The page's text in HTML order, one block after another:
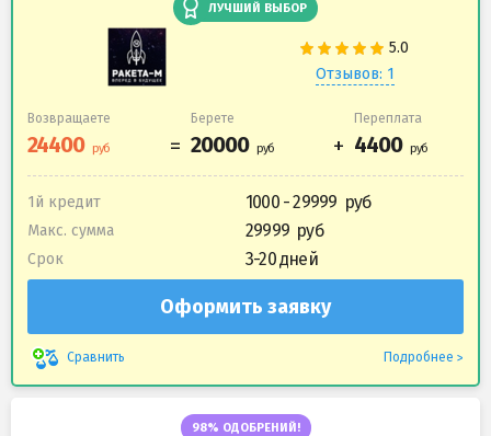
ЛУЧШИЙ ВЫБОР
Отзывов: 1
Возвращаете Берете Переплата
1й кредит 1000 - 29999
Макс. сумма 29999
Срок 3-20 дней
Оформить заявку
Сравнить Подробнее
98% ОДОБРЕНИЙ!